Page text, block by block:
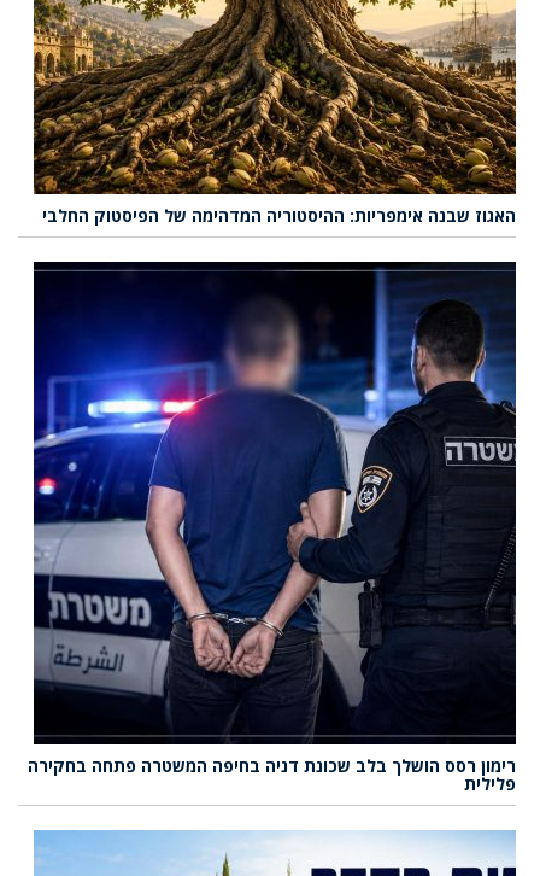
האגוז שבנה אימפריות: ההיסטוריה המדהימה של הפיסטוק החלבי
רימון רסס הושלך בלב שכונת דניה בחיפה המשטרה פתחה בחקירה
פלילית